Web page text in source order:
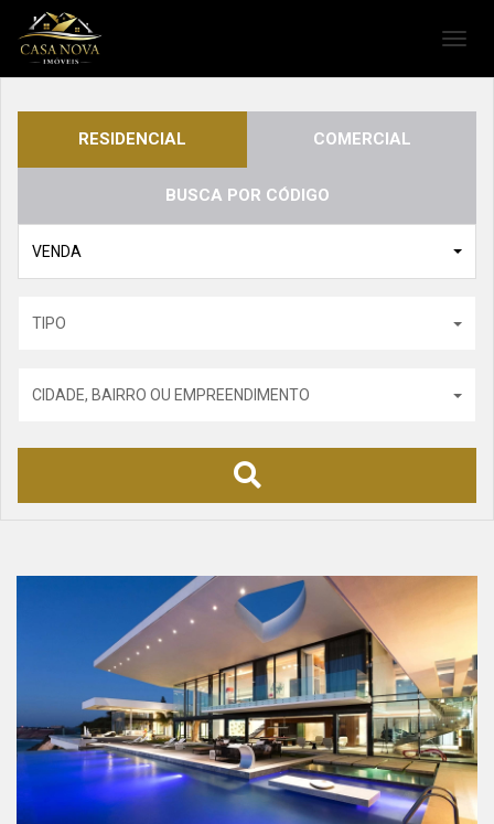
RESIDENCIAL COMERCIAL
BUSCA POR CÓDIGO
VENDA
TIPO
CIDADE, BAIRRO OU EMPREENDIMENTO